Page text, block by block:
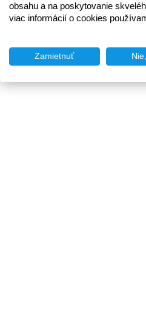
obsahu a na poskytovanie
viac informácií o cookies
Zamietnuť